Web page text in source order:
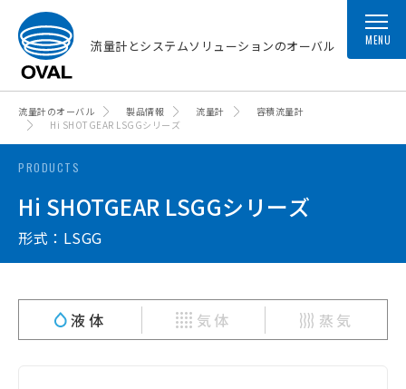
流量計とシステムソリューションのオーバル MENU
流量計のオーバル 製品情報 流量計
容積流量計
Hi SHOTGEAR LSGGシリーズ
PRODUCTS
Hi SHOTGEAR LSGGシリーズ
形式：LSGG
液体 気体 蒸気